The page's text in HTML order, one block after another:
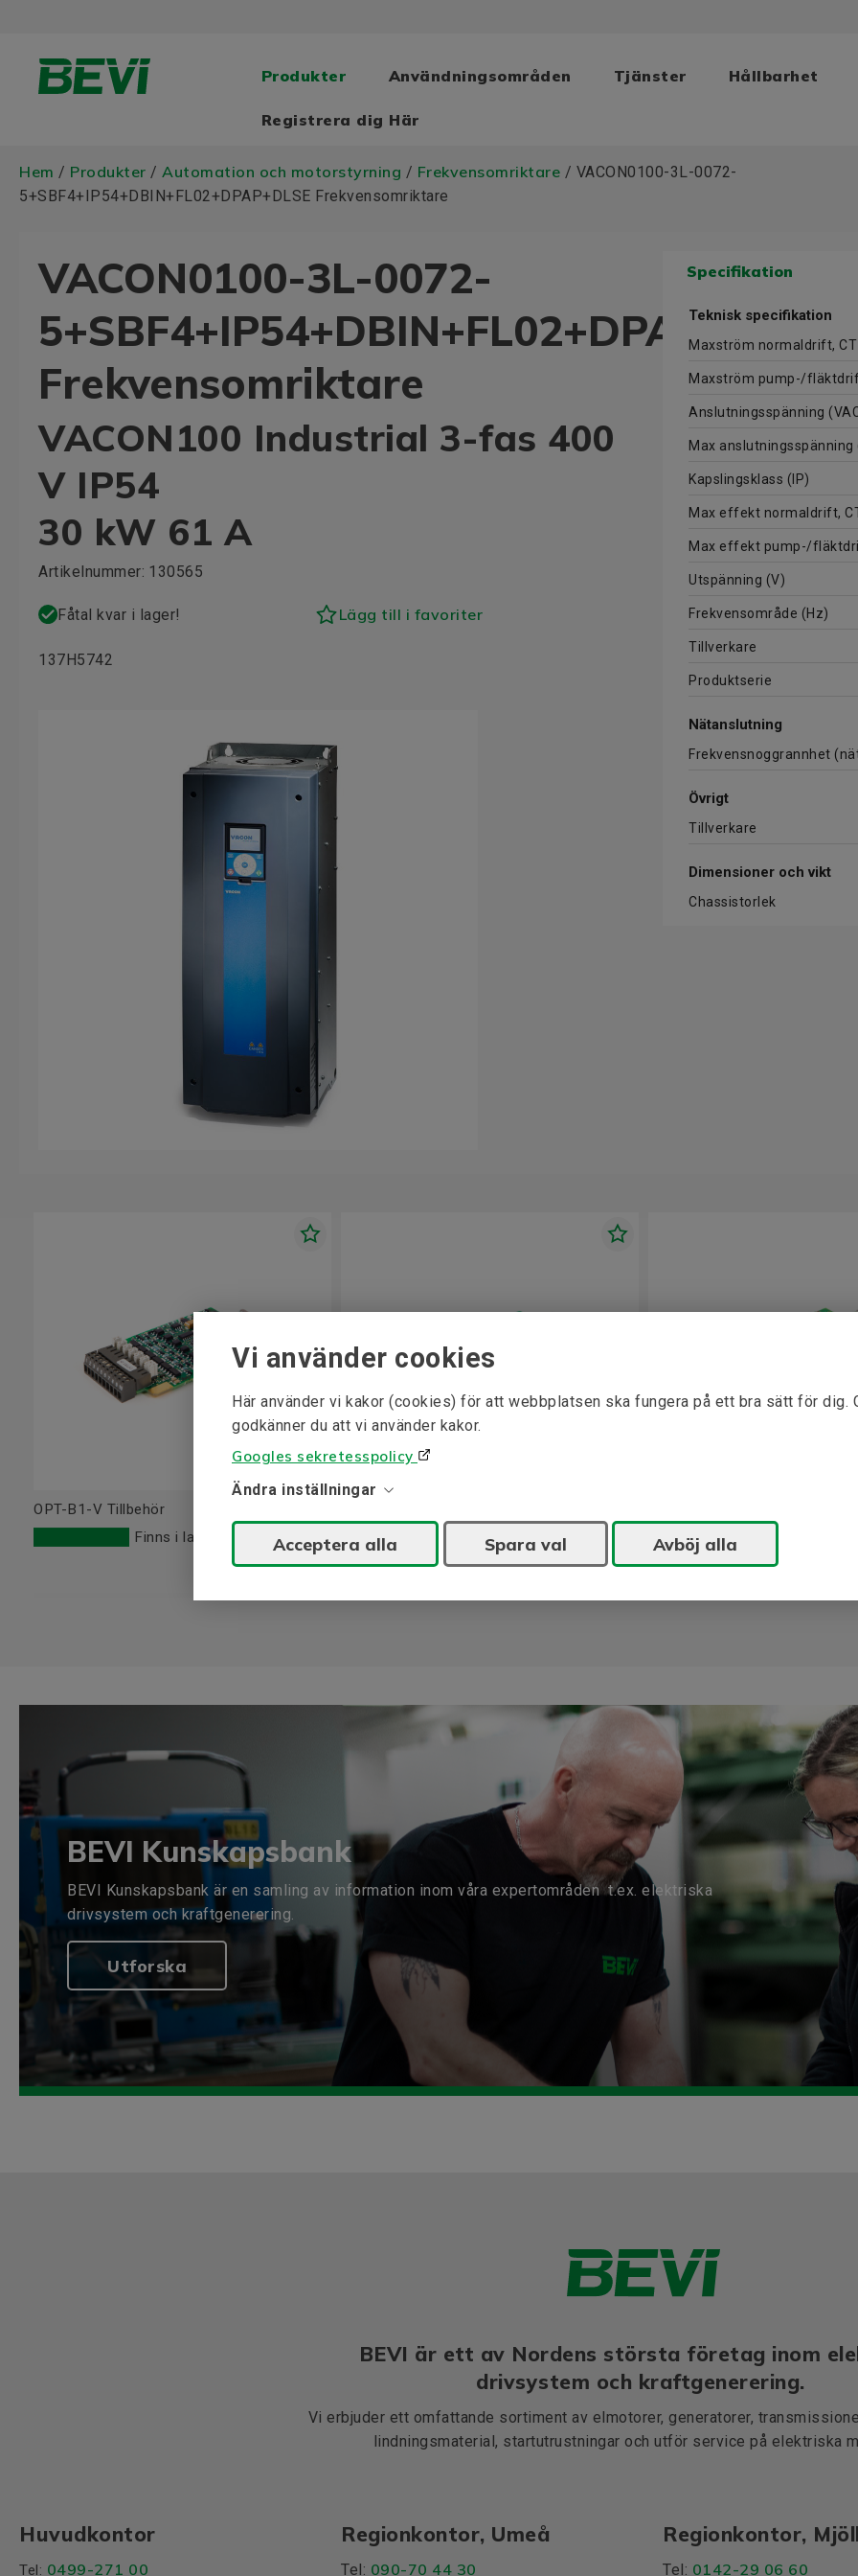
Vi använder cookies
Här använder vi kakor (cookies) för att webbplatsen ska fungera på ett bra sätt för dig.
godkänner du att vi använder kakor.
Googles sekretesspolicy
Ändra inställningar
Acceptera alla Spara val Avböj alla
Produkter Användningsområden Tjänster Hållbarhet
Registrera dig Här
Hem / Produkter / Automation och motorstyrning / Frekvensomriktare / VACON0100-3L-0072-
5+SBF4+IP54+DBIN+FL02+DPAP+DLSE Frekvensomriktare
VACON0100-3L-0072-
5+SBF4+IP54+DBIN+FL02+DPAP+DLSE
Frekvensomriktare
VACON100 Industrial 3-fas 400
V IP54
30 kW 61 A
Artikelnummer: 130565
Fåtal kvar i lager! Lägg till i favoriter
137H5742
Specifikation
Teknisk specifikation
Maxström normaldrift,
Maxström pump-/
Anslutningsspänning
Max anslutningsspänning
Kapslingsklass (IP)
Max effekt normaldrift,
Max effekt pump-/
Utspänning (V)
Frekvensområde (Hz)
Tillverkare
Produktserie
Nätanslutning
Frekvensnoggrannhet
Övrigt
Tillverkare
Dimensioner och vikt
Chassistorlek
OPT-B1-V Tillbehör
Finns i lager
Fåtal kvar i lager!
BEVI Kunskapsbank
BEVI Kunskapsbank är en samling av information inom våra expertområden t.ex. elektriska
drivsystem och kraftgenerering.
Utforska
BEVI är ett av Nordens största företag inom
drivsystem och kraftgenerering.
Vi erbjuder ett omfattande sortiment av elmotorer, generatorer,
lindningsmaterial, startutrustningar och utför service på elektriska
Huvudkontor
Tel: 0499-271 00
Regionkontor, Umeå
Tel: 090-70 44 30
Regionkontor,
Tel: 0142-29 06 60